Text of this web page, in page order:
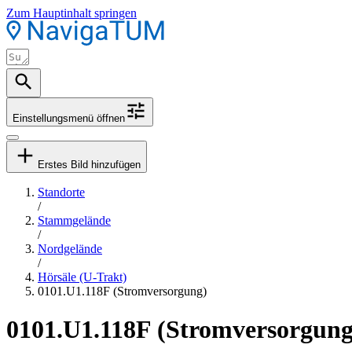
Zum Hauptinhalt springen
Einstellungsmenü öffnen
Erstes Bild hinzufügen
Standorte
/
Stammgelände
/
Nordgelände
/
Hörsäle (U-Trakt)
0101.U1.118F (Stromversorgung)
0101.U1.118F